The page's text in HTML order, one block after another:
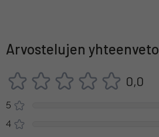
Arvostelujen yhteenveto
0,0
5
4